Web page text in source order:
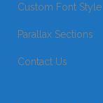
Custom Font Style
Parallax Sections
Contact Us